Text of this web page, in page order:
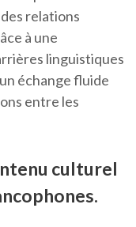
relations
à une
linguistiques
échange fluide
entre les
culturel